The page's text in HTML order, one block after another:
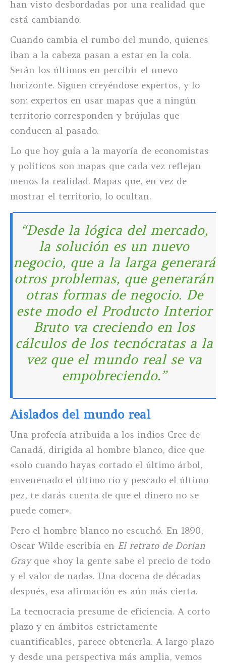
han visto desbordadas por una realidad que
está cambiando.
Cuando cambia el rumbo del mundo, quienes
iban a la cabeza pasan a estar en la cola.
Serán los últimos en percibir el nuevo
horizonte. Siguen creyéndose expertos, y lo
son: expertos en usar mapas que a ningún
territorio corresponden y brújulas que
conducen al pasado.
Lo que hoy guía a la mayoría de economistas
y políticos son mapas que cada vez reflejan
menos la realidad. Mapas que, en vez de
mostrar el territorio, lo ocultan.
“Desde la lógica del mercado,
la solución es un nuevo
negocio, que a la larga generará
otros problemas, que generarán
otras formas de negocio. De
este modo el Producto Interior
Bruto va creciendo en los
cálculos de los tecnócratas a la
vez que el mundo real se va
empobreciendo.”
Aislados del mundo real
Una profecía atribuida a los indios Cree de
Canadá, dirigida al hombre blanco, dice que
«solo cuando hayas cortado el último árbol,
envenenado el último río y pescado el último
pez, te darás cuenta de que el dinero no se
puede comer».
Pero el hombre blanco no escuchó. En 1890,
Oscar Wilde escribía en El retrato de Dorian
Grayque «hoy la gente sabe el precio de todo
y el valor de nada». Una docena de décadas
después, esa afirmación es aún más cierta.
La tecnocracia presume de eficiencia. A corto
plazo y en ámbitos estrictamente
cuantificables, parece obtenerla. A largo plazo
y desde una perspectiva más amplia, vemos